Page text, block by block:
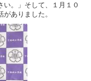
い。」そして、１月１０
ありました。